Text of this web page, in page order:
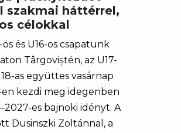
szakmai háttérrel,
célokkal
ös és U16-os csapatunk
Târgoviștén, az U17-
as együttes vasárnap
kezdi meg idegenben
es bajnoki idényt. A
Dusinszki Zoltánnal, a